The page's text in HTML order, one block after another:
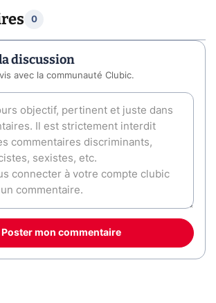
0
discussion
avec la communauté Clubic.
Poster mon commentaire